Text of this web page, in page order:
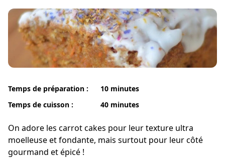
Temps de préparation :
Temps de cuisson :
10 minutes
40 minutes
On adore les carrot cakes pour leur texture ultra
moelleuse et fondante, mais surtout pour leur côté
gourmand et épicé !